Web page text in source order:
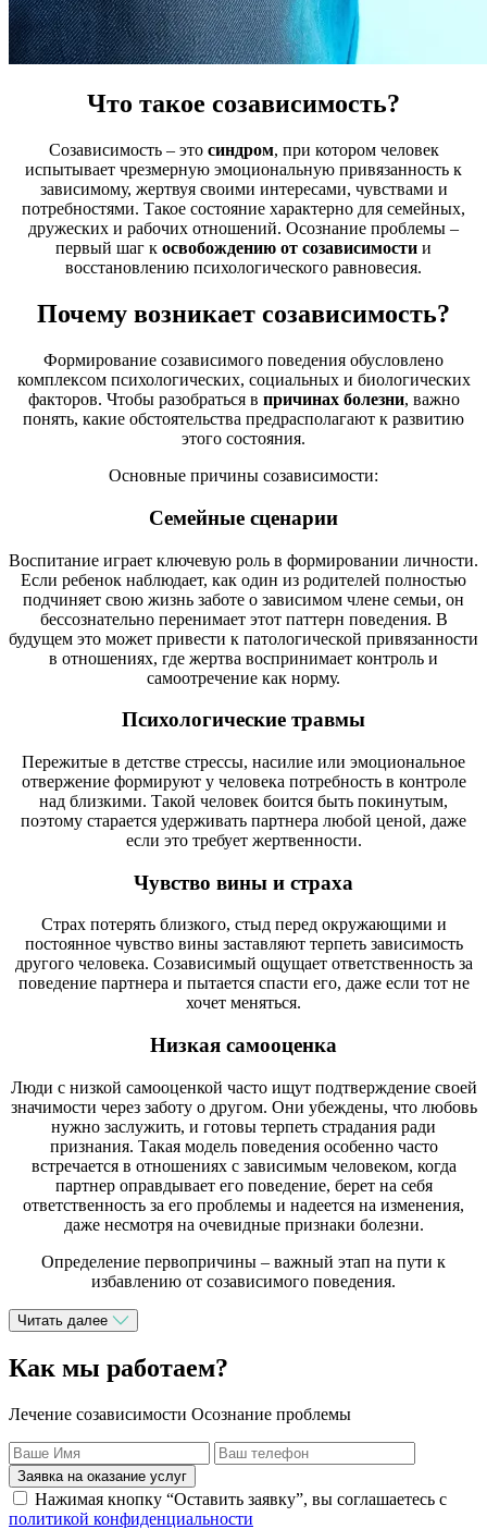
Что такое созависимость?
Созависимость – это синдром, при котором человек
испытывает чрезмерную эмоциональную привязанность к
зависимому, жертвуя своими интересами, чувствами и
потребностями. Такое состояние характерно для семейных,
дружеских и рабочих отношений. Осознание проблемы –
первый шаг к освобождению от созависимости и
восстановлению психологического равновесия.
Почему возникает созависимость?
Формирование созависимого поведения обусловлено
комплексом психологических, социальных и биологических
факторов. Чтобы разобраться в причинах болезни, важно
понять, какие обстоятельства предрасполагают к развитию
этого состояния.
Основные причины созависимости:
Семейные сценарии
Воспитание играет ключевую роль в формировании личности.
Если ребенок наблюдает, как один из родителей полностью
подчиняет свою жизнь заботе о зависимом члене семьи, он
бессознательно перенимает этот паттерн поведения. В
будущем это может привести к патологической привязанности
в отношениях, где жертва воспринимает контроль и
самоотречение как норму.
Психологические травмы
Пережитые в детстве стрессы, насилие или эмоциональное
отвержение формируют у человека потребность в контроле
над близкими. Такой человек боится быть покинутым,
поэтому старается удерживать партнера любой ценой, даже
если это требует жертвенности.
Чувство вины и страха
Страх потерять близкого, стыд перед окружающими и
постоянное чувство вины заставляют терпеть зависимость
другого человека. Созависимый ощущает ответственность за
поведение партнера и пытается спасти его, даже если тот не
хочет меняться.
Низкая самооценка
Люди с низкой самооценкой часто ищут подтверждение своей
значимости через заботу о другом. Они убеждены, что любовь
нужно заслужить, и готовы терпеть страдания ради
признания. Такая модель поведения особенно часто
встречается в отношениях с зависимым человеком, когда
партнер оправдывает его поведение, берет на себя
ответственность за его проблемы и надеется на изменения,
даже несмотря на очевидные признаки болезни.
Определение первопричины – важный этап на пути к
избавлению от созависимого поведения.
Читать далее
Как мы работаем?
Лечение созависимости Осознание проблемы
Заявка на оказание услуг
Нажимая кнопку “Оставить заявку”, вы соглашаетесь с
политикой конфиденциальности